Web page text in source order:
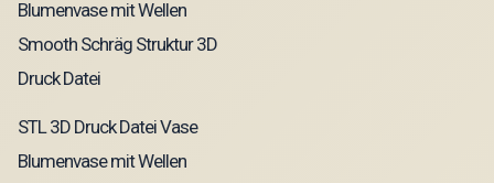
STL 3D Druck Datei Vase
Blumenvase mit Wellen